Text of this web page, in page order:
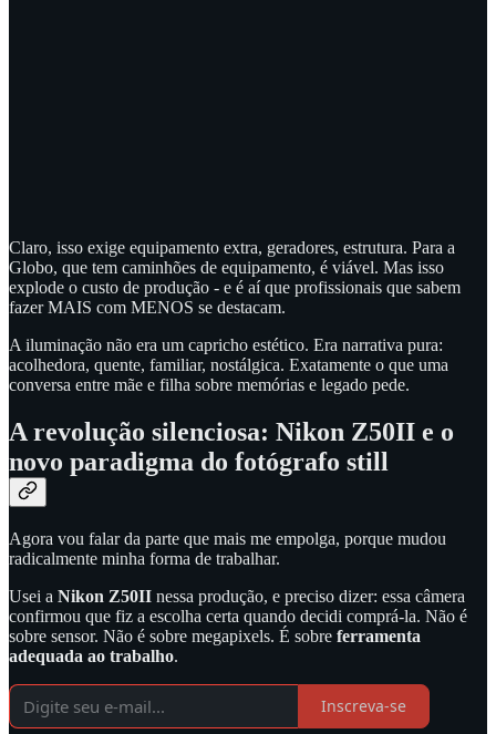
Claro, isso exige equipamento extra, geradores, estrutura. Para a
Globo, que tem caminhões de equipamento, é viável. Mas isso
explode o custo de produção - e é aí que profissionais que sabem
fazer MAIS com MENOS se destacam.
A iluminação não era um capricho estético. Era narrativa pura:
acolhedora, quente, familiar, nostálgica. Exatamente o que uma
conversa entre mãe e filha sobre memórias e legado pede.
A revolução silenciosa: Nikon Z50II e o
novo paradigma do fotógrafo still
Agora vou falar da parte que mais me empolga, porque mudou
radicalmente minha forma de trabalhar.
Usei a Nikon Z50II nessa produção, e preciso dizer: essa câmera
confirmou que fiz a escolha certa quando decidi comprá-la. Não é
sobre sensor. Não é sobre megapixels. É sobre ferramenta
adequada ao trabalho.
Inscreva-se